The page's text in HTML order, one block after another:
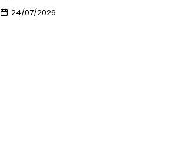
24/07/2026